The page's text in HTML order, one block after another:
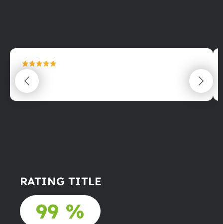
maximální spokojenost
22.06.2025
RATING TITLE
99 %